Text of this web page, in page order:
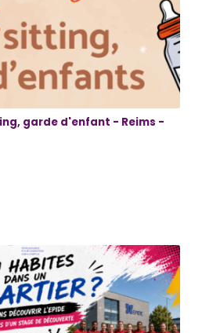
garde d'enfant - Reims -